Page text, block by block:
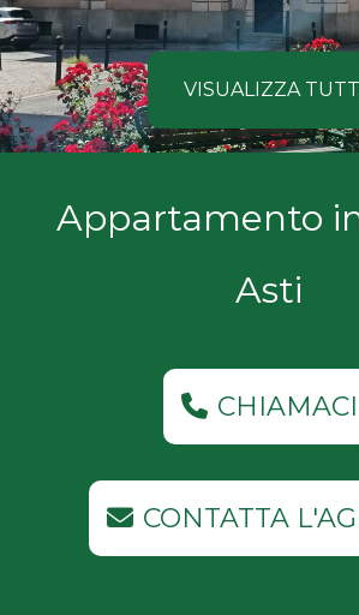
VISUALIZZA
Appartamento
Asti
CHIAMACI
CONTATTA
COSA
CERCANO
NOSTRI
Comune
Tipologia
Industriali